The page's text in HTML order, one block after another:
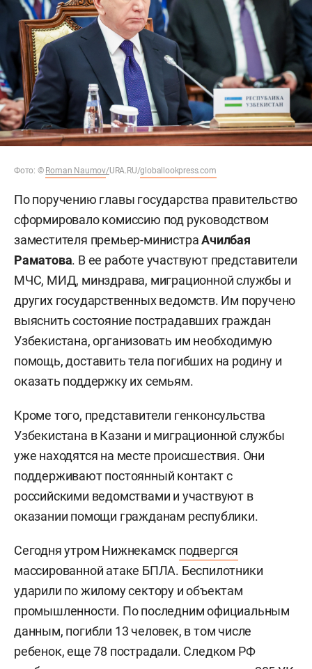
Фото: © Roman Naumov/URA.RU/globallookpress.com
По поручению главы государства правительство
сформировало комиссию под руководством
заместителя премьер-министраАчилбая
Раматова. В ее работе участвуют представители
МЧС, МИД, минздрава, миграционной службы и
других государственных ведомств. Им поручено
выяснить состояние пострадавших граждан
Узбекистана, организовать им необходимую
помощь, доставить тела погибших на родину и
оказать поддержку их семьям.
Кроме того, представители генконсульства
Узбекистана в Казани и миграционной службы
уже находятся на месте происшествия. Они
поддерживают постоянный контакт с
российскими ведомствами и участвуют в
оказании помощи гражданам республики.
Сегодня утром Нижнекамск подвергся
массированной атаке БПЛА. Беспилотники
ударили по жилому сектору и объектам
промышленности. По последним официальным
данным, погибли 13 человек, в том числе
ребенок, еще 78 пострадали. Следком РФ